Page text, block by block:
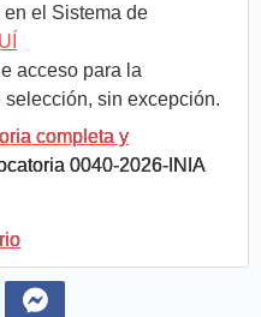
el Sistema de
acceso para la
sin excepción.
completa y
0040-2026-INIA